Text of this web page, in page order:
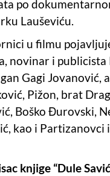
po
Lauševiću.
u filmu
novinar i publicista
Gagi Jovanović,
Pižon, brat
Boško Đurovski,
kao i Partizanovci
knjige “Dule